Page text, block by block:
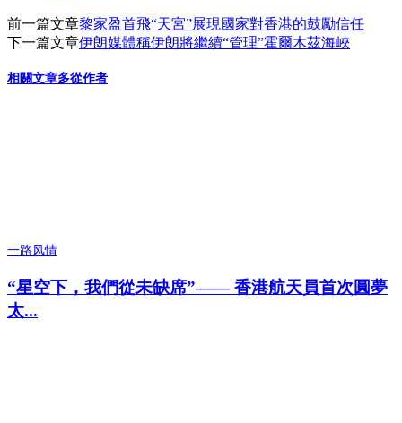
前一篇文章黎家盈首飛“天宮”展現國家對香港的鼓勵信任
下一篇文章伊朗媒體稱伊朗將繼續“管理”霍爾木茲海峽
相關文章多從作者
一路风情
“星空下，我們從未缺席”—— 香港航天員首次圓夢
太...